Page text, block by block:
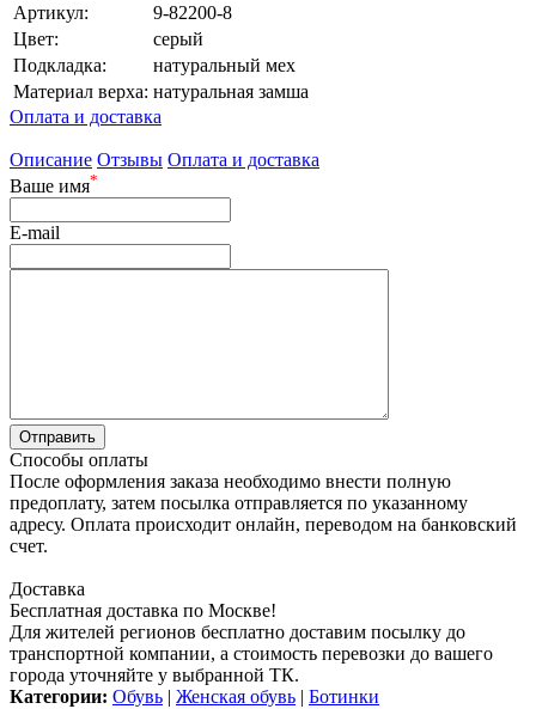
Артикул:
9-82200-8
Цвет:
серый
Подкладка:
натуральный мех
Материал верха: натуральная замша
Оплата и доставка
Описание Отзывы Оплата и доставка
Ваше имя*
E-mail
Способы оплаты
После оформления заказа необходимо внести полную
предоплату, затем посылка отправляется по указанному
адресу. Оплата происходит онлайн, переводом на банковский
счет.
Доставка
Бесплатная доставка по Москве!
Для жителей регионов бесплатно доставим посылку до
транспортной компании, а стоимость перевозки до вашего
города уточняйте у выбранной ТК.
Категории: Обувь | Женская обувь | Ботинки